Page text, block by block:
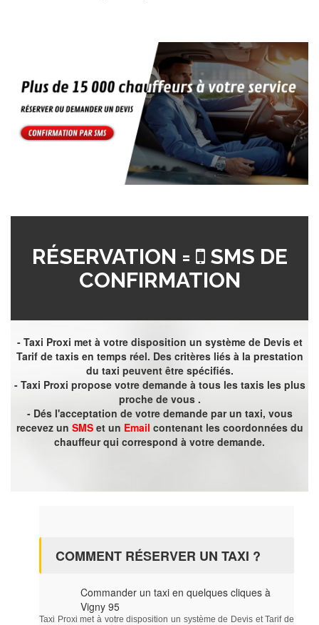
RÉSERVATION =
SMS DE
CONFIRMATION
- Taxi Proxi met à votre disposition un système de Devis et
Tarif de taxis en temps réel. Des critères liés à la prestation
du taxi peuvent être spécifiés.
- Taxi Proxi propose votre demande à tous les taxis les plus
proche de vous .
- Dés l'acceptation de votre demande par un taxi, vous
recevez un SMSet un Email contenant les coordonnées du
chauffeur qui correspond à votre demande.
COMMENT RÉSERVER UN TAXI ?
Commander un taxi en quelques cliques à
Vigny 95
Taxi Proxi met à votre disposition un système de Devis et Tarif de